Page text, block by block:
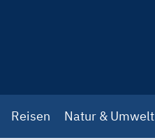
Reisen Natur & Umwelt